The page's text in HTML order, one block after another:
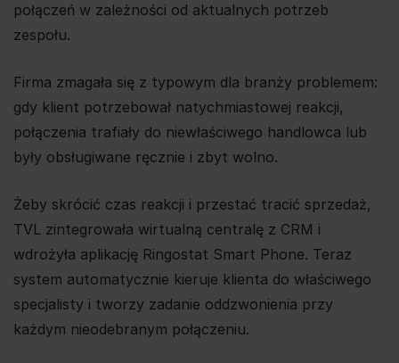
połączeń w zależności od aktualnych potrzeb
zespołu.
Firma zmagała się z typowym dla branży problemem:
gdy klient potrzebował natychmiastowej reakcji,
połączenia trafiały do niewłaściwego handlowca lub
były obsługiwane ręcznie i zbyt wolno.
Żeby skrócić czas reakcji i przestać tracić sprzedaż,
TVL zintegrowała wirtualną centralę z CRM i
wdrożyła aplikację Ringostat Smart Phone. Teraz
system automatycznie kieruje klienta do właściwego
specjalisty i tworzy zadanie oddzwonienia przy
każdym nieodebranym połączeniu.